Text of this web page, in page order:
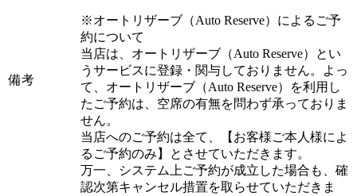
備考
※オートリザーブ（Auto Reserve）によるご予
約について
当店は、オートリザーブ（Auto Reserve）とい
うサービスに登録・関与しておりません。よっ
て、オートリザーブ（Auto Reserve）を利用し
たご予約は、空席の有無を問わず承っておりま
せん。
当店へのご予約は全て、【お客様ご本人様によ
るご予約のみ】とさせていただきます。
万一、システム上ご予約が成立した場合も、確
認次第キャンセル措置を取らせていただきま